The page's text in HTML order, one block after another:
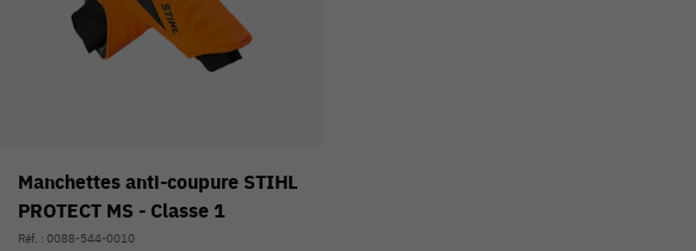
Manchettes anti-coupure STIHL
PROTECT MS - Classe 1
Réf. : 0088-544-0010